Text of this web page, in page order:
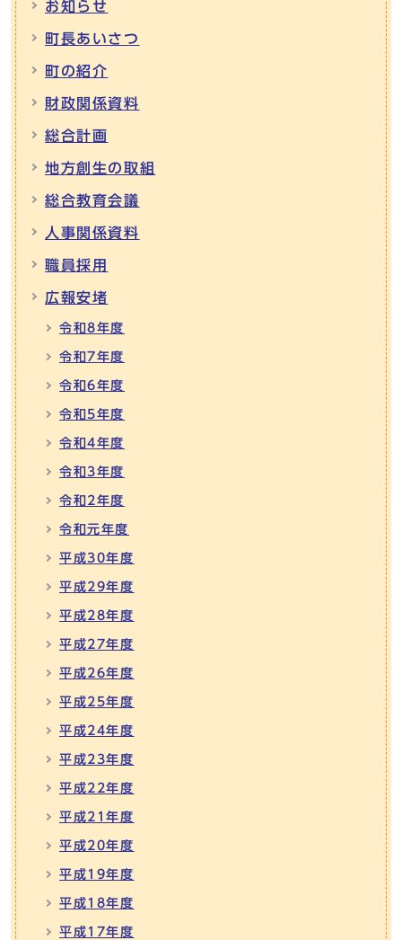
お知らせ
町長あいさつ
町の紹介
財政関係資料
総合計画
地方創生の取組
総合教育会議
人事関係資料
職員採用
広報安堵
令和8年度
令和7年度
令和6年度
令和5年度
令和4年度
令和3年度
令和2年度
令和元年度
平成30年度
平成29年度
平成28年度
平成27年度
平成26年度
平成25年度
平成24年度
平成23年度
平成22年度
平成21年度
平成20年度
平成19年度
平成18年度
平成17年度